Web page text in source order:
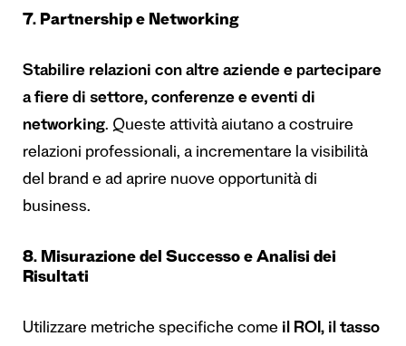
7. Partnership e Networking
Stabilire relazioni con altre aziende e partecipare
a fiere di settore, conferenze e eventi di
networking. Queste attività aiutano a costruire
relazioni professionali, a incrementare la visibilità
del brand e ad aprire nuove opportunità di
business.
8. Misurazione del Successo e Analisi dei
Risultati
Utilizzare metriche specifiche come il ROI, il tasso